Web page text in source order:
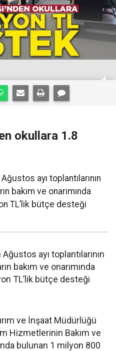
okullara 1.8
ayı toplantılarının
bakım ve onarımında
TL’lik bütçe desteği
ayı toplantılarının
bakım ve onarımında
TL’lik bütçe desteği
ve İnşaat Müdürlüğü
Hizmetlerinin Bakım ve
bulunan 1 milyon 800